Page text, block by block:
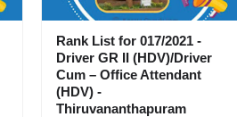
Rank List for 017/2021 -
Driver GR II (HDV)/Driver
Cum – Office Attendant
(HDV) -
Thiruvananthapuram